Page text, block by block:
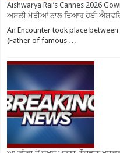
Aishwarya Rai’s Cannes 2026
ਅਸਲੀ ਮੋਤੀਆਂ ਨਾਲ ਤਿਆਰ ਹੋਈ
An Encounter took place
(Father of famous …